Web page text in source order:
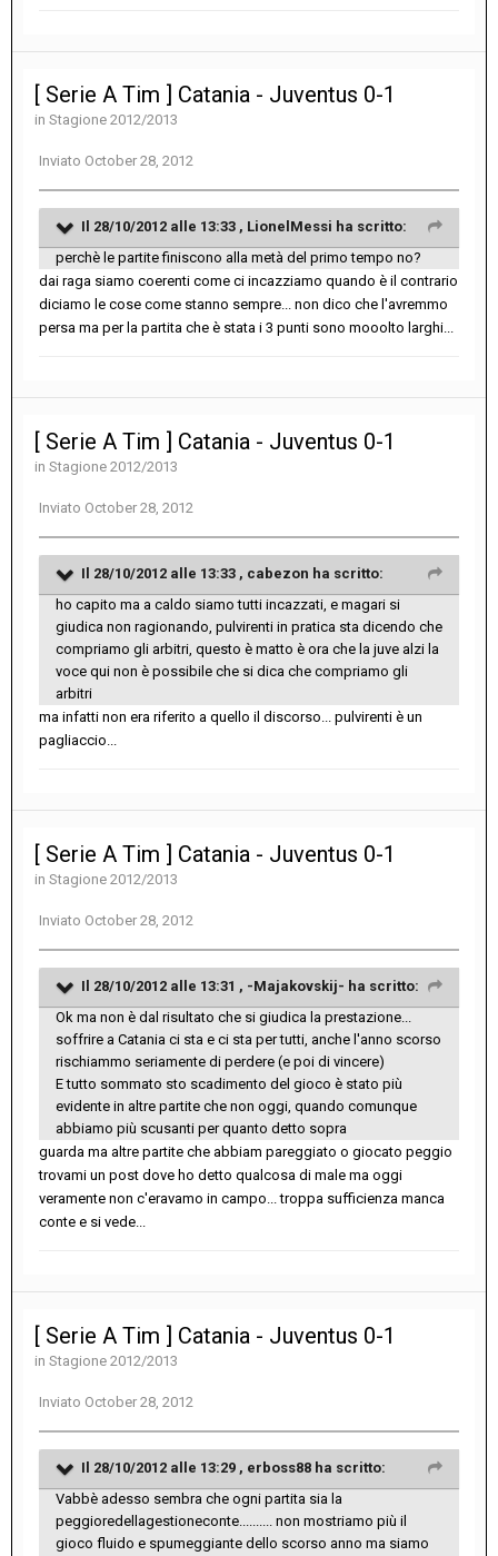
[ Serie A Tim ] Catania - Juventus 0-1
in Stagione 2012/2013
Inviato October 28, 2012
Il 28/10/2012 alle 13:33 , LionelMessi ha scritto:
perchè le partite finiscono alla metà del primo tempo no?
dai raga siamo coerenti come ci incazziamo quando è il contrario
diciamo le cose come stanno sempre... non dico che l'avremmo
persa ma per la partita che è stata i 3 punti sono mooolto larghi...
[ Serie A Tim ] Catania - Juventus 0-1
in Stagione 2012/2013
Inviato October 28, 2012
Il 28/10/2012 alle 13:33 , cabezon ha scritto:
ho capito ma a caldo siamo tutti incazzati, e magari si
giudica non ragionando, pulvirenti in pratica sta dicendo che
compriamo gli arbitri, questo è matto è ora che la juve alzi la
voce qui non è possibile che si dica che compriamo gli
arbitri
ma infatti non era riferito a quello il discorso... pulvirenti è un
pagliaccio...
[ Serie A Tim ] Catania - Juventus 0-1
in Stagione 2012/2013
Inviato October 28, 2012
Il 28/10/2012 alle 13:31 , -Majakovskij- ha scritto:
Ok ma non è dal risultato che si giudica la prestazione...
soffrire a Catania ci sta e ci sta per tutti, anche l'anno scorso
rischiammo seriamente di perdere (e poi di vincere)
E tutto sommato sto scadimento del gioco è stato più
evidente in altre partite che non oggi, quando comunque
abbiamo più scusanti per quanto detto sopra
guarda ma altre partite che abbiam pareggiato o giocato peggio
trovami un post dove ho detto qualcosa di male ma oggi
veramente non c'eravamo in campo... troppa sufficienza manca
conte e si vede...
[ Serie A Tim ] Catania - Juventus 0-1
in Stagione 2012/2013
Inviato October 28, 2012
Il 28/10/2012 alle 13:29 , erboss88 ha scritto:
Vabbè adesso sembra che ogni partita sia la
peggioredellagestioneconte.......... non mostriamo più il
gioco fluido e spumeggiante dello scorso anno ma siamo